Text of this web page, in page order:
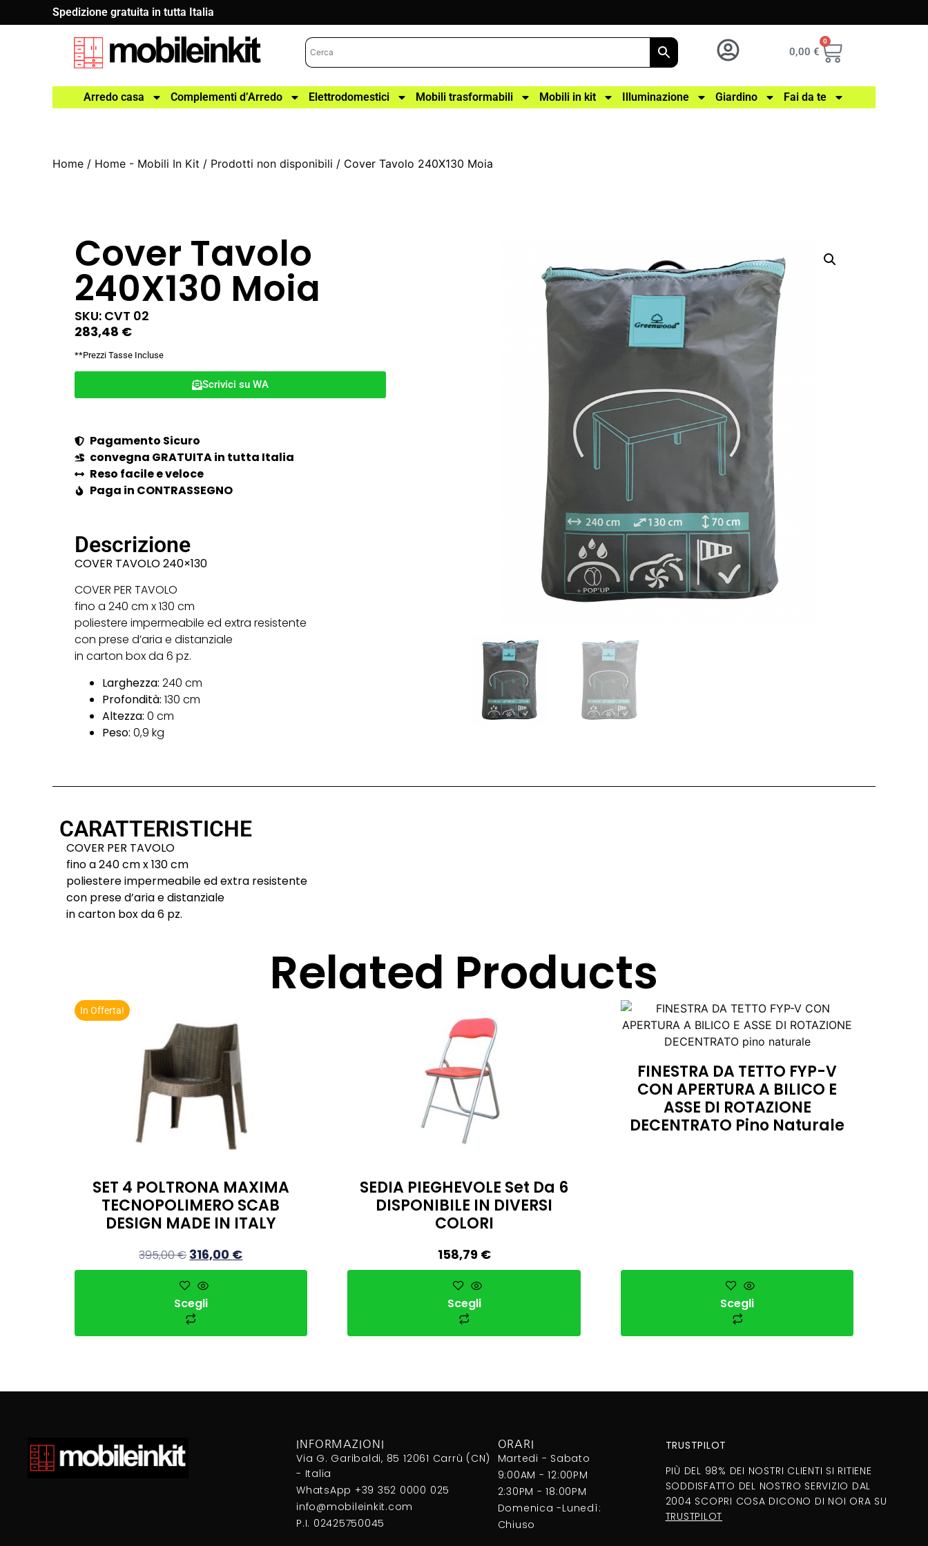
Spedizione gratuita in tutta Italia
0,00 €
0
Arredo casa Complementi d’Arredo Elettrodomestici Mobili trasformabili Mobili in kit Illuminazione Giardino Fai da te
Home / Home - Mobili In Kit / Prodotti non disponibili / Cover Tavolo 240X130 Moia
Cover Tavolo
240X130 Moia
SKU: CVT 02
283,48 €
**Prezzi Tasse Incluse
Scrivici su WA
Pagamento Sicuro
convegna GRATUITA in tutta Italia
Reso facile e veloce
Paga in CONTRASSEGNO
Descrizione
COVER TAVOLO 240×130
COVER PER TAVOLO
fino a 240 cm x 130 cm
poliestere impermeabile ed extra resistente
con prese d’aria e distanziale
in carton box da 6 pz.
Larghezza: 240 cm
Profondità: 130 cm
Altezza: 0 cm
Peso: 0,9 kg
CARATTERISTICHE
COVER PER TAVOLO
fino a 240 cm x 130 cm
poliestere impermeabile ed extra resistente
con prese d’aria e distanziale
in carton box da 6 pz.
Related Products
In Offerta!
SET 4 POLTRONA MAXIMA
TECNOPOLIMERO SCAB
DESIGN MADE IN ITALY
395,00€ 316,00 €
Scegli
SEDIA PIEGHEVOLE Set Da 6
DISPONIBILE IN DIVERSI
COLORI
158,79 €
Scegli
FINESTRA DA TETTO FYP-V
CON APERTURA A BILICO E
ASSE DI ROTAZIONE
DECENTRATO Pino Naturale
Scegli
INFORMAZIONI
Via G. Garibaldi, 85 12061 Carrù (CN)
- Italia
WhatsApp +39 352 0000 025
info@mobileinkit.com
P.I. 02425750045
ORARI
Martedi - Sabato
9:00AM - 12:00PM
2:30PM - 18:00PM
Domenica -Lunedì:
Chiuso
TRUSTPILOT
PIÙ DEL 98% DEI NOSTRI CLIENTI SI RITIENE
SODDISFATTO DEL NOSTRO SERVIZIO DAL
2004 SCOPRI COSA DICONO DI NOI ORA SU
TRUSTPILOT